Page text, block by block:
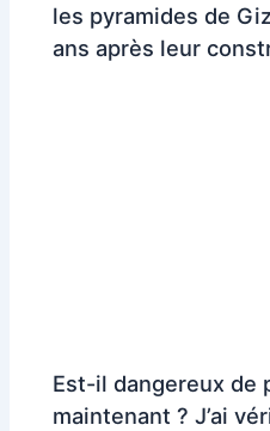
les pyramides de
ans après leur
Est-il dangereux de
maintenant ? J’ai